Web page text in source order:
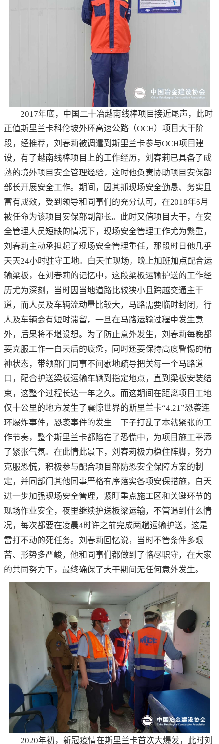
2017年底，中国二十冶越南线棒项目接近尾声，此时
正值斯里兰卡科伦坡外环高速公路（OCH）项目大干阶
段，经推荐，刘春莉被调遣到斯里兰卡参与OCH项目建
设，有了越南线棒项目上的工作经历，刘春莉已具备了成
熟的境外项目安全管理经验，这时他负责协助项目安保部
部长开展安全工作。期间，因其抓现场安全勤恳、务实且
富有成效，受到领导和同事们的充分认可，在2018年6月
被任命为该项目安保部副部长。此时又值项目大干，在安
全管理人员短缺的情况下，现场安全管理工作尤为繁重，
刘春莉主动承担起了现场安全管理重任，那段时日他几乎
天天24小时驻守工地。白天忙现场，晚上加班加点配合运
输梁板，在刘春莉的记忆中，这段梁板运输护送的工作经
历尤为深刻，当时因当地道路比较狭小且跨越交通主干
道，而人员及车辆流动量比较大，马路需要临时封闭，行
人及车辆会有短时滞留，一旦在马路运输过程中发生意
外，后果将不堪设想。为了防止意外发生，刘春莉每晚都
要克服工作一白天后的疲惫，同时还要保持高度警惕的精
神状态，带领部门同事不间歇地疏导把关每一个马路道
口，配合护送梁板运输车辆到指定地点，直到梁板安装结
束，这整个过程长达一年之久。而这期间在距离项目工地
仅十公里的地方发生了震惊世界的斯里兰卡“4.21”恐袭连
环爆炸事件，恐袭事件的发生一下子打乱了本就紧张的工
作节奏，整个斯里兰卡都陷在了恐慌中，为项目施工平添
了紧张气氛。在此情此景下，刘春莉极力稳住阵脚，努力
克服恐慌，积极参与配合项目部防恐安全保障方案的制
定，并同部门其他同事严格有序落实各项安保措施，白天
进一步加强现场安全管理，紧盯重点施工区和关键环节的
现场作业安全，夜里继续护送板梁运输，不管遇到什么情
况，每次都要在凌晨4时许之前完成两趟运输护送，这是
雷打不动的死任务。刘春莉回忆说，当时不管条件多艰
苦、形势多严峻，他和同事们都做到了恪尽职守，在大家
的共同努力下，最终确保了大干期间无任何意外发生。
2020年初，新冠疫情在斯里兰卡首次大爆发，此时刘